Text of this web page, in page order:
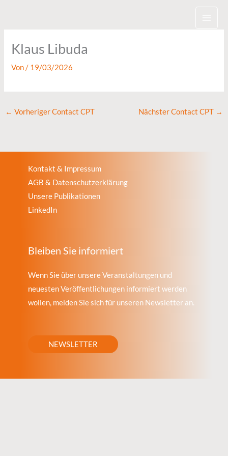
Klaus Libuda
Von/ 19/03/2026
← Vorheriger Contact CPT Nächster Contact CPT →
Kontakt & Impressum
AGB & Datenschutzerklärung
Unsere Publikationen
LinkedIn
Bleiben Sie informiert
Wenn Sie über unsere Veranstaltungen und
neuesten Veröffentlichungen informiert werden
wollen, melden Sie sich für unseren Newsletter an.
NEWSLETTER